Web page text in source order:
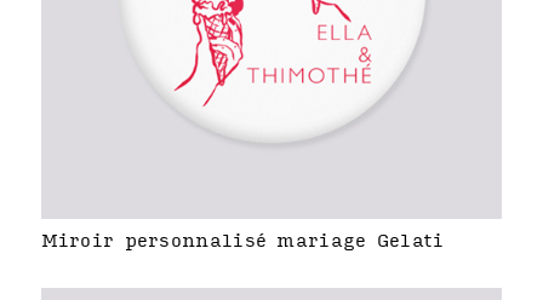
Miroir personnalisé mariage Gelati